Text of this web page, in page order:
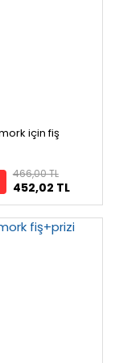
için fiş
452,02 TL
466,00 TL